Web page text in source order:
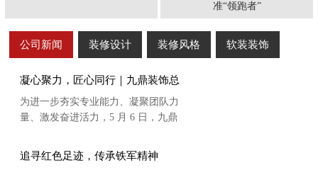
准“领跑者”
公司新闻 装修设计 装修风格 软装装饰
凝心聚力，匠心同行｜九鼎装饰总
部团建活动圆满落幕
为进一步夯实专业能力、凝聚团队力
量、激发奋进活力，5 月 6 日，九鼎
齐聚美地拾光乐园，开展集培训学
习、休闲互动、团队拓展于一体的主
追寻红色足迹，传承铁军精神